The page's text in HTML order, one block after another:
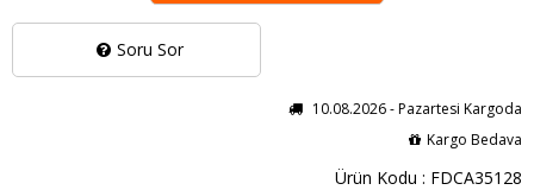
Soru Sor
10.08.2026 - Pazartesi Kargoda
Kargo Bedava
Ürün Kodu : FDCA35128